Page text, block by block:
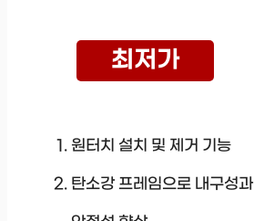
최저가
원터치 설치 및 제거 기능
탄소강 프레임으로 내구성과